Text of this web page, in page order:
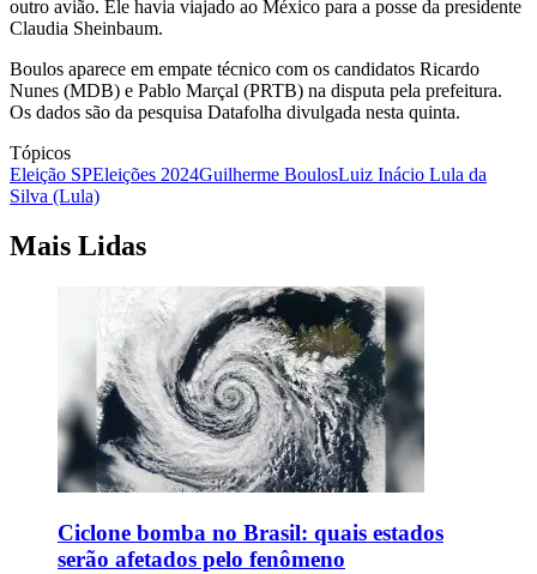
outro avião. Ele havia viajado ao México para a posse da presidente
Claudia Sheinbaum.
Boulos aparece em empate técnico com os candidatos Ricardo
Nunes (MDB) e Pablo Marçal (PRTB) na disputa pela prefeitura.
Os dados são da pesquisa Datafolha divulgada nesta quinta.
Tópicos
Eleição SPEleições 2024Guilherme BoulosLuiz Inácio Lula da
Silva (Lula)
Mais Lidas
Ciclone bomba no Brasil: quais estados
serão afetados pelo fenômeno